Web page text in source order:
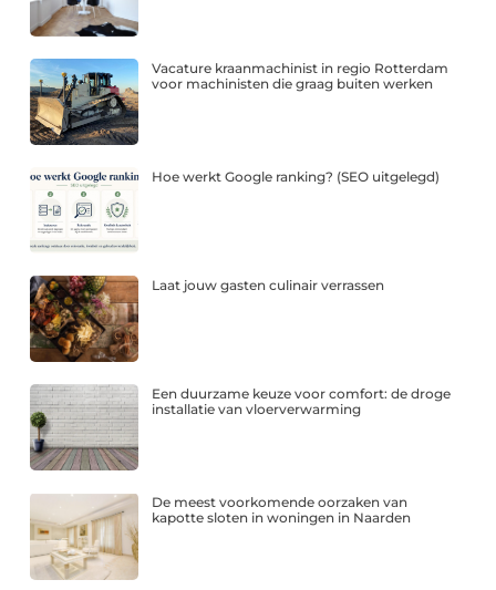
Vacature kraanmachinist in regio Rotterdam
voor machinisten die graag buiten werken
Hoe werkt Google ranking? (SEO uitgelegd)
Laat jouw gasten culinair verrassen
Een duurzame keuze voor comfort: de droge
installatie van vloerverwarming
De meest voorkomende oorzaken van
kapotte sloten in woningen in Naarden